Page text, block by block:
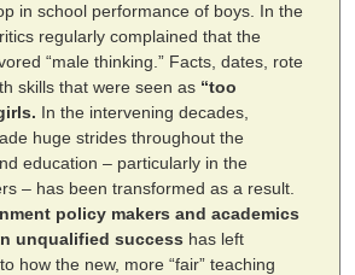
in school performance of boys. In the
regularly complained that the
“male thinking.” Facts, dates, rote
skills that were seen as “too
In the intervening decades,
huge strides throughout the
education – particularly in the
– has been transformed as a result.
policy makers and academics
unqualified success has left
how the new, more “fair” teaching